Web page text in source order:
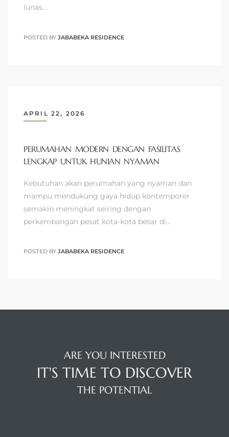
lunas…
POSTED BY JABABEKA RESIDENCE
APRIL 22, 2026
PERUMAHAN MODERN DENGAN FASILITAS
LENGKAP UNTUK HUNIAN NYAMAN
Kebutuhan akan perumahan yang nyaman dan
mampu mendukung gaya hidup kontemporer
semakin meningkat seiring dengan
perkembangan pesat kota-kota besar di…
POSTED BY JABABEKA RESIDENCE
ARE YOU INTERESTED
IT'S TIME TO DISCOVER
THE POTENTIAL